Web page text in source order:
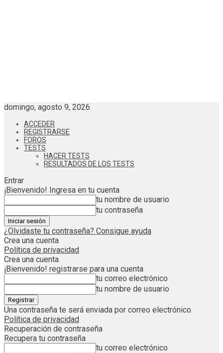
domingo, agosto 9, 2026
ACCEDER
REGISTRARSE
FOROS
TESTS
HACER TESTS
RESULTADOS DE LOS TESTS
Entrar
¡Bienvenido! Ingresa en tu cuenta
tu nombre de usuario
tu contraseña
¿Olvidaste tu contraseña? Consigue ayuda
Crea una cuenta
Política de privacidad
Crea una cuenta
¡Bienvenido! registrarse para una cuenta
tu correo electrónico
tu nombre de usuario
Una contraseña te será enviada por correo electrónico.
Política de privacidad
Recuperación de contraseña
Recupera tu contraseña
tu correo electrónico